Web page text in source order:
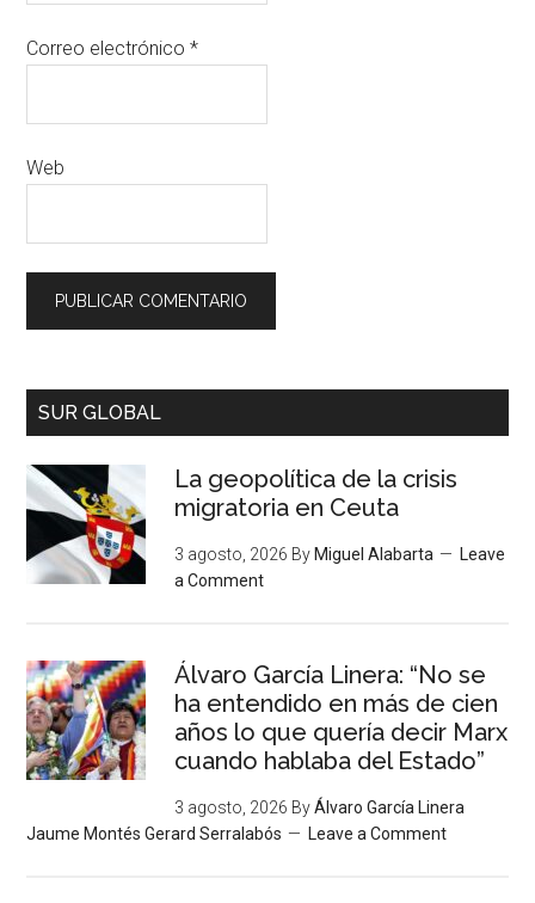
Correo electrónico*
Web
SUR GLOBAL
La geopolítica de la crisis
migratoria en Ceuta
3 agosto, 2026 By Miguel Alabarta
Leave
a Comment
Álvaro García Linera: “No se
ha entendido en más de cien
años lo que quería decir Marx
cuando hablaba del Estado”
3 agosto, 2026 ByÁlvaro García Linera
Jaume Montés Gerard Serralabós
Leave a Comment